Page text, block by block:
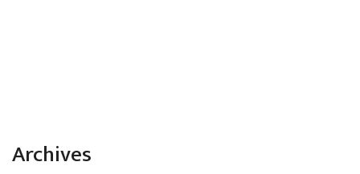
Archives